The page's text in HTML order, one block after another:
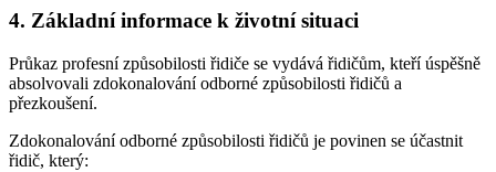
4. Základní informace k životní situaci
Průkaz profesní způsobilosti řidiče se vydává řidičům, kteří úspěšně
absolvovali zdokonalování odborné způsobilosti řidičů a
přezkoušení.
Zdokonalování odborné způsobilosti řidičů je povinen se účastnit
řidič, který: